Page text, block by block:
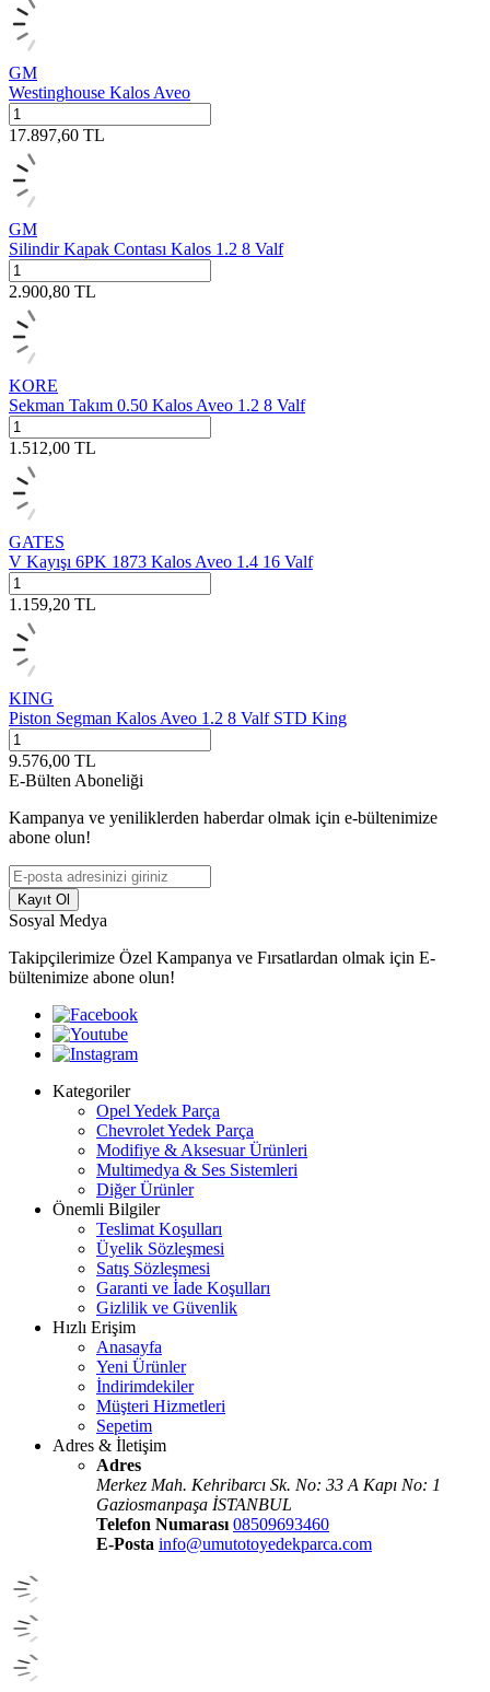
GM
Westinghouse Kalos Aveo
17.897,60 TL
GM
Silindir Kapak Contası Kalos 1.2 8 Valf
2.900,80 TL
KORE
Sekman Takım 0.50 Kalos Aveo 1.2 8 Valf
1.512,00 TL
GATES
V Kayışı 6PK 1873 Kalos Aveo 1.4 16 Valf
1.159,20 TL
KING
Piston Segman Kalos Aveo 1.2 8 Valf STD King
9.576,00 TL
E-Bülten Aboneliği
Kampanya ve yeniliklerden haberdar olmak için e-bültenimize
abone olun!
Kayıt Ol
Sosyal Medya
Takipçilerimize Özel Kampanya ve Fırsatlardan olmak için E-
bültenimize abone olun!
Kategoriler
Opel Yedek Parça
Chevrolet Yedek Parça
Modifiye & Aksesuar Ürünleri
Multimedya & Ses Sistemleri
Diğer Ürünler
Önemli Bilgiler
Teslimat Koşulları
Üyelik Sözleşmesi
Satış Sözleşmesi
Garanti ve İade Koşulları
Gizlilik ve Güvenlik
Hızlı Erişim
Anasayfa
Yeni Ürünler
İndirimdekiler
Müşteri Hizmetleri
Sepetim
Adres & İletişim
Adres
Merkez Mah. Kehribarcı Sk. No: 33 A Kapı No: 1
Gaziosmanpaşa İSTANBUL
Telefon Numarası 08509693460
E-Posta info@umutotoyedekparca.com